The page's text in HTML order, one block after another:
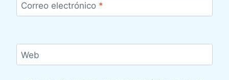
Correo electrónico *
Web